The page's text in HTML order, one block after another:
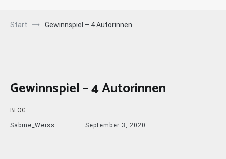
Start Gewinnspiel – 4 Autorinnen
Gewinnspiel – 4 Autorinnen
BLOG
Sabine_Weiss September 3, 2020